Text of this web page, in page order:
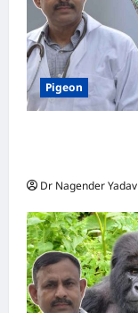
Pigeon
Dr Nagender Yadav